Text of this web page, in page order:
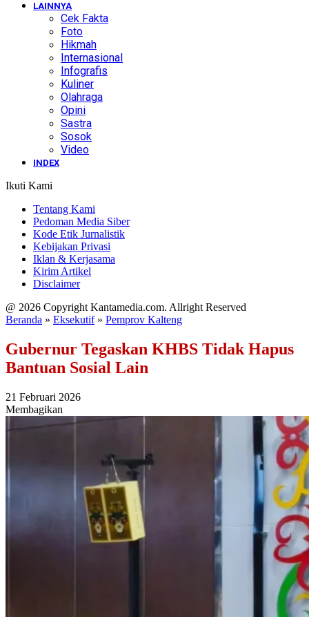
LAINNYA
Cek Fakta
Foto
Hikmah
Internasional
Infografis
Kuliner
Olahraga
Opini
Sastra
Sosok
Video
INDEX
Ikuti Kami
Tentang Kami
Pedoman Media Siber
Kode Etik Jurnalistik
Kebijakan Privasi
Iklan & Kerjasama
Kirim Artikel
Disclaimer
@ 2026 Copyright Kantamedia.com. Allright Reserved
Beranda » Eksekutif» Pemprov Kalteng
Gubernur Tegaskan KHBS Tidak Hapus
Bantuan Sosial Lain
21 Februari 2026
Membagikan